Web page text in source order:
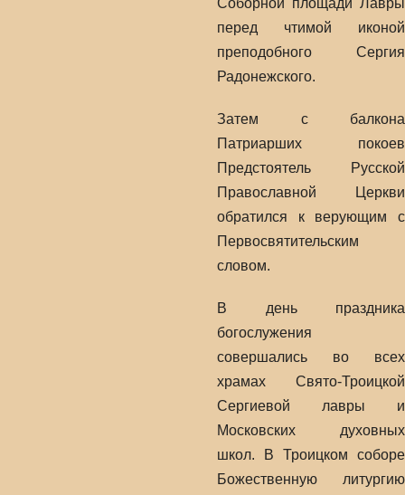
Соборной площади Лавры
перед чтимой иконой
преподобного Сергия
Радонежского.
Затем с балкона
Патриарших покоев
Предстоятель Русской
Православной Церкви
обратился к верующим с
Первосвятительским
словом.
В день праздника
богослужения
совершались во всех
храмах Свято-Троицкой
Сергиевой лавры и
Московских духовных
школ. В Троицком соборе
Божественную литургию